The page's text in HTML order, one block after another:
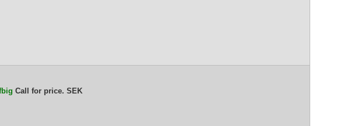
Call for price. SEK